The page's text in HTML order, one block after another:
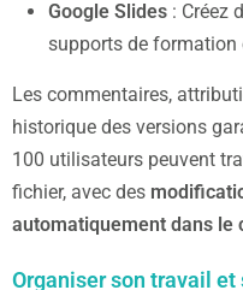
Google Slides : Créez
supports de formation
Les commentaires,
historique des versions
100 utilisateurs peuvent
fichier, avec des
automatiquement dans le
Organiser son travail